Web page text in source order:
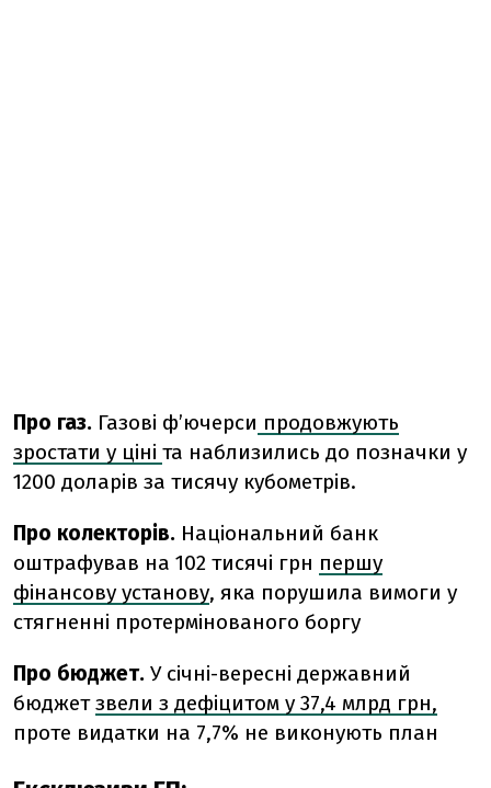
Про газ. Газові ф’ючерси продовжують
зростати у ціні та наблизились до позначки у
1200 доларів за тисячу кубометрів.
Про колекторів. Національний банк
оштрафував на 102 тисячі грн першу
фінансову установу, яка порушила вимоги у
стягненні протермінованого боргу
Про бюджет. У січні-вересні державний
бюджетзвели з дефіцитом у 37,4 млрд грн,
проте видатки на 7,7% не виконують план